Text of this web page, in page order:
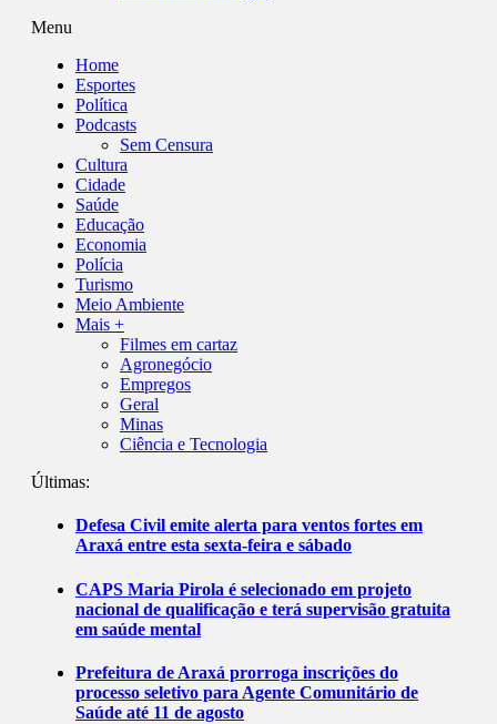
Menu
Home
Esportes
Política
Podcasts
Sem Censura
Cultura
Cidade
Saúde
Educação
Economia
Polícia
Turismo
Meio Ambiente
Mais +
Filmes em cartaz
Agronegócio
Empregos
Geral
Minas
Ciência e Tecnologia
Últimas:
Defesa Civil emite alerta para ventos fortes em
Araxá entre esta sexta-feira e sábado
CAPS Maria Pirola é selecionado em projeto
nacional de qualificação e terá supervisão gratuita
em saúde mental
Prefeitura de Araxá prorroga inscrições do
processo seletivo para Agente Comunitário de
Saúde até 11 de agosto